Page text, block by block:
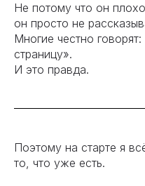
Не потому что он
он просто не
Многие честно
страницу».
И это правда.
Поэтому на старте я
то, что уже есть.